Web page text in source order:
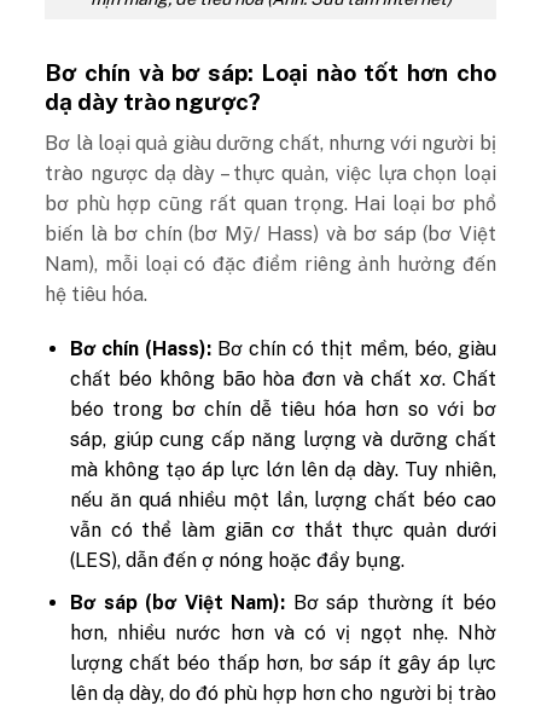
Bơ chín và bơ sáp: Loại nào tốt hơn cho
dạ dày trào ngược?
Bơ là loại quả giàu dưỡng chất, nhưng với người bị
trào ngược dạ dày – thực quản, việc lựa chọn loại
bơ phù hợp cũng rất quan trọng. Hai loại bơ phổ
biến là bơ chín (bơ Mỹ/ Hass) và bơ sáp (bơ Việt
Nam), mỗi loại có đặc điểm riêng ảnh hưởng đến
hệ tiêu hóa.
Bơ chín (Hass): Bơ chín có thịt mềm, béo, giàu
chất béo không bão hòa đơn và chất xơ. Chất
béo trong bơ chín dễ tiêu hóa hơn so với bơ
sáp, giúp cung cấp năng lượng và dưỡng chất
mà không tạo áp lực lớn lên dạ dày. Tuy nhiên,
nếu ăn quá nhiều một lần, lượng chất béo cao
vẫn có thể làm giãn cơ thắt thực quản dưới
(LES), dẫn đến ợ nóng hoặc đầy bụng.
Bơ sáp (bơ Việt Nam): Bơ sáp thường ít béo
hơn, nhiều nước hơn và có vị ngọt nhẹ. Nhờ
lượng chất béo thấp hơn, bơ sáp ít gây áp lực
lên dạ dày, do đó phù hợp hơn cho người bị trào